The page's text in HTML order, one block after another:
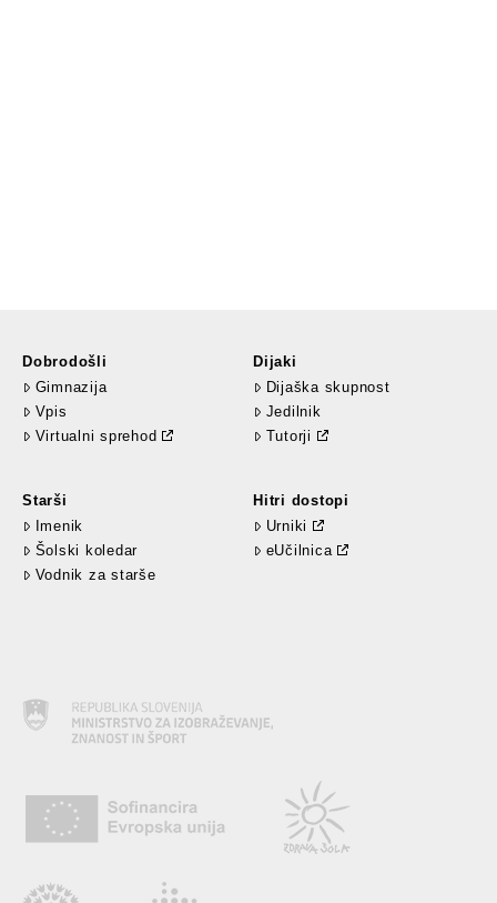
Dobrodošli
Gimnazija
Vpis
Virtualni sprehod
Dijaki
Dijaška skupnost
Jedilnik
Tutorji
Starši
Imenik
Šolski koledar
Vodnik za starše
Hitri dostopi
Urniki
eUčilnica